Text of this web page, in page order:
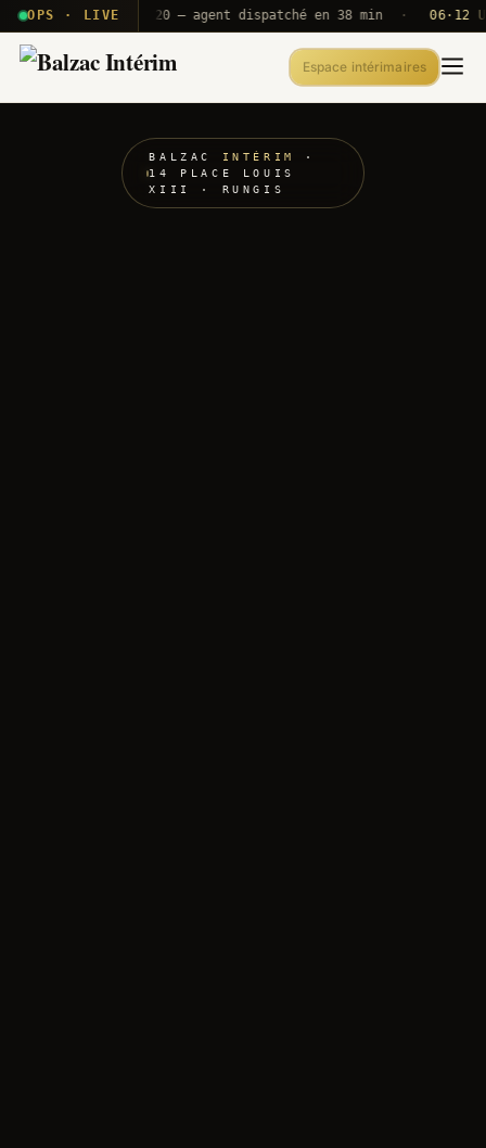
OPS · LIVE
T2E · B71 Push A320 — agent dispatché en 38 min · 06·12 UTC
Espace intérimaires
BALZAC INTÉRIM
·
14 PLACE LOUIS
XIII · RUNGIS